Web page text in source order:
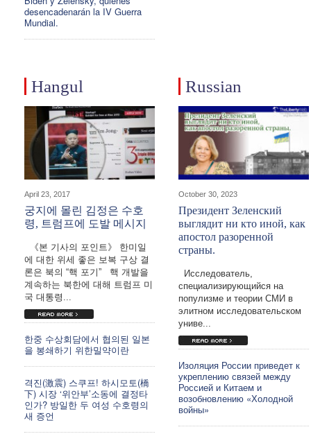
desencadenarán la IV Guerra
Mundial.
Hangul
April 23, 2017
궁지에 몰린 김정은 수호
령, 트럼프에 도발 메시지
《본 기사의 포인트》 한미일
에 대한 위세 좋은 보복 구상 결
론은 북의 “핵 포기” 핵 개발을
계속하는 북한에 대해 트럼프 미
국 대통령...
한중 수상회담에서 협의된 일본
을 봉쇄하기 위한밀약이란
격진(激震) 스쿠프! 하시모토(橋
下) 시장 ‘위안부’소동에 결정타
인가? 방일한 두 여성 수호령의
새 증언
Russian
October 30, 2023
Президент Зеленский
выглядит ни кто иной, как
апостол разоренной
страны.
Исследователь,
специализирующийся на
популизме и теории СМИ в
элитном исследовательском
униве...
Изоляция России приведет к
укреплению связей между
Россией и Китаем и
возобновлению «Холодной
войны»